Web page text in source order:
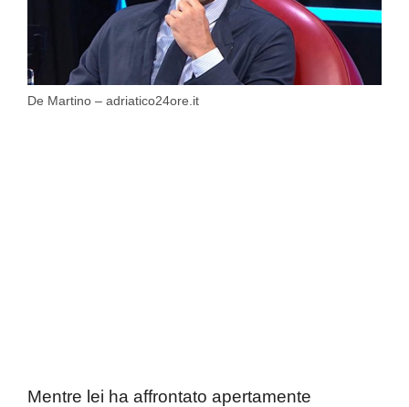
De Martino – adriatico24ore.it
Mentre lei ha affrontato apertamente